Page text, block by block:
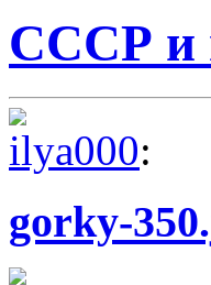
СССР и
ilya000:
gorky-